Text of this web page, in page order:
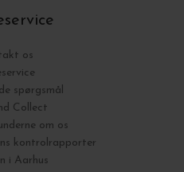
os
spørgsmål
Collect
om os
kontrolrapporter
i Aarhus